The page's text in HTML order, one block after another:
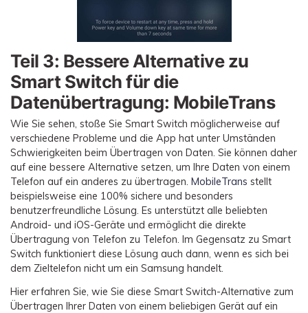
Teil 3: Bessere Alternative zu
Smart Switch für die
Datenübertragung: MobileTrans
Wie Sie sehen, stoße Sie Smart Switch möglicherweise auf
verschiedene Probleme und die App hat unter Umständen
Schwierigkeiten beim Übertragen von Daten. Sie können daher
auf eine bessere Alternative setzen, um Ihre Daten von einem
Telefon auf ein anderes zu übertragen. MobileTrans stellt
beispielsweise eine 100% sichere und besonders
benutzerfreundliche Lösung. Es unterstützt alle beliebten
Android- und iOS-Geräte und ermöglicht die direkte
Übertragung von Telefon zu Telefon. Im Gegensatz zu Smart
Switch funktioniert diese Lösung auch dann, wenn es sich bei
dem Zieltelefon nicht um ein Samsung handelt.
Hier erfahren Sie, wie Sie diese Smart Switch-Alternative zum
Übertragen Ihrer Daten von einem beliebigen Gerät auf ein